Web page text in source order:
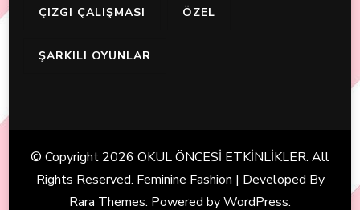
ÇIZGI ÇALIŞMASI ÖZEL
ŞARKILI OYUNLAR
© Copyright 2026 OKUL ÖNCESİ ETKİNLİKLER. All
Rights Reserved. Feminine Fashion | Developed By
Rara Themes. Powered byWordPress.